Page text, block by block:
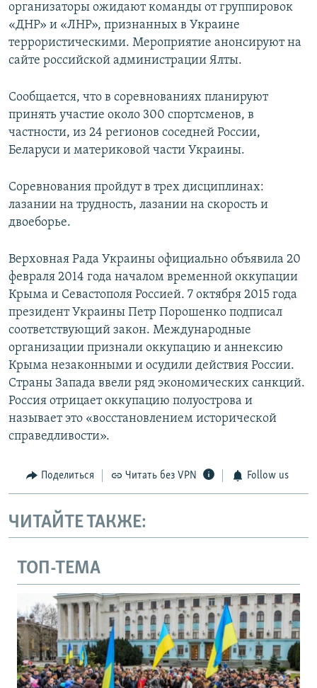
организаторы ожидают команды от группировок
«ДНР» и «ЛНР», признанных в Украине
террористическими. Мероприятие анонсируют на
сайте российской администрации Ялты.
Сообщается, что в соревнованиях планируют
принять участие около 300 спортсменов, в
частности, из 24 регионов соседней России,
Беларуси и материковой части Украины.
Соревнования пройдут в трех дисциплинах:
лазании на трудность, лазании на скорость и
двоеборье.
Верховная Рада Украины официально объявила 20
февраля 2014 года началом временной оккупации
Крыма и Севастополя Россией. 7 октября 2015 года
президент Украины Петр Порошенко подписал
соответствующий закон. Международные
организации признали оккупацию и аннексию
Крыма незаконными и осудили действия России.
Страны Запада ввели ряд экономических санкций.
Россия отрицает оккупацию полуострова и
называет это «восстановлением исторической
справедливости».
Поделиться Читать без VPN Follow us
ЧИТАЙТЕ ТАКЖЕ:
ТОП-ТЕМА